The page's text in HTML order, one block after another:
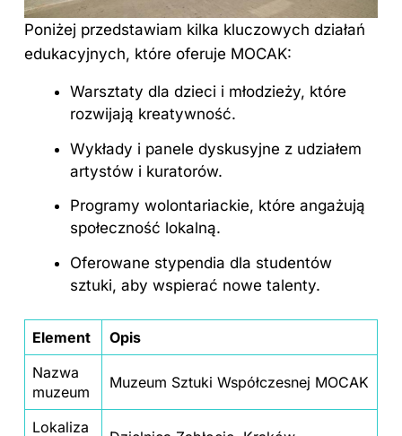
Poniżej przedstawiam kilka kluczowych działań
edukacyjnych, które oferuje MOCAK:
Warsztaty dla dzieci i młodzieży, które
rozwijają kreatywność.
Wykłady i panele dyskusyjne z udziałem
artystów i kuratorów.
Programy wolontariackie, które angażują
społeczność lokalną.
Oferowane stypendia dla studentów
sztuki, aby wspierać nowe talenty.
Element
Opis
Nazwa
muzeum
Muzeum Sztuki Współczesnej MOCAK
Lokaliza